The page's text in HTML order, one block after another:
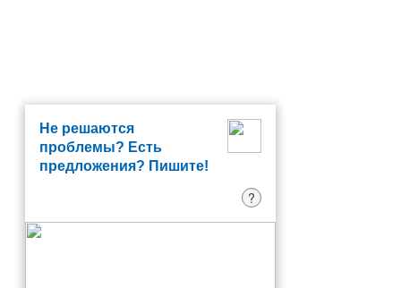
Не решаются
проблемы? Есть
предложения? Пишите!
?